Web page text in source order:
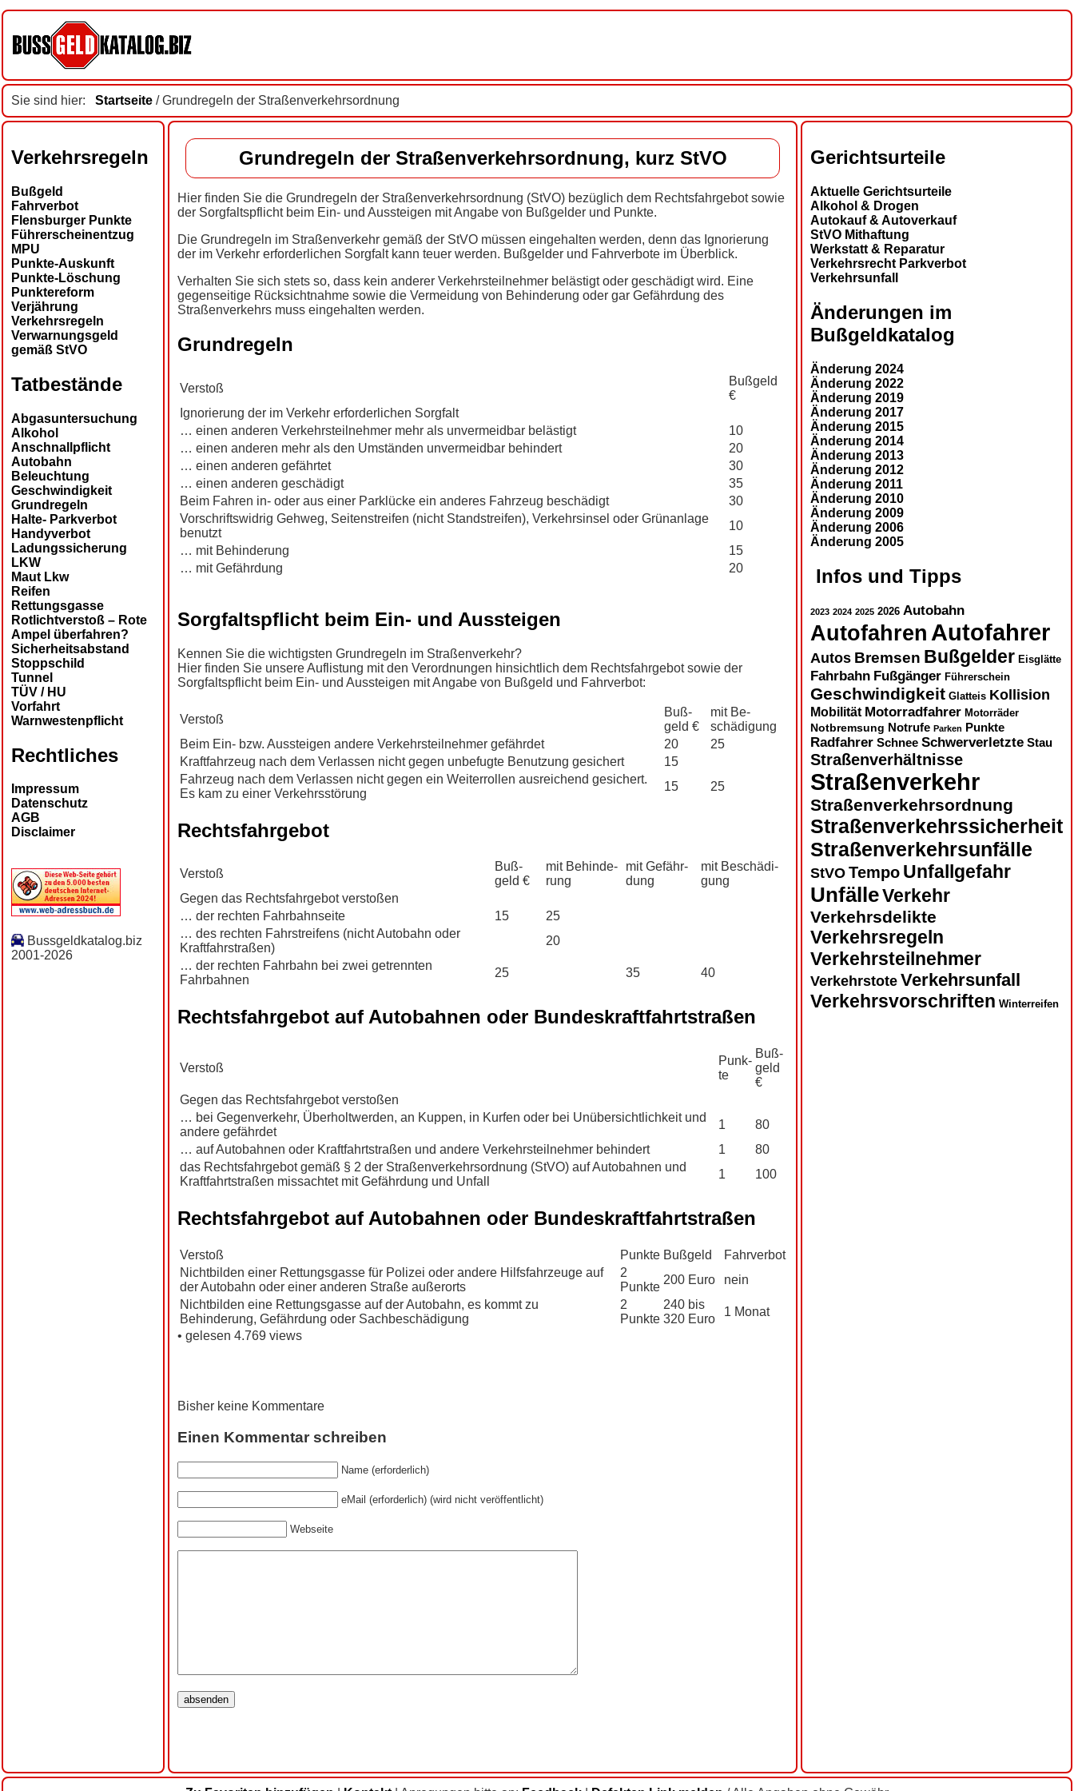
Sie sind hier: Startseite / Grundregeln der Straßenverkehrsordnung
Verkehrsregeln
Bußgeld
Fahrverbot
Flensburger Punkte
Führerscheinentzug
MPU
Punkte-Auskunft
Punkte-Löschung
Punktereform
Verjährung
Verkehrsregeln
Verwarnungsgeld
gemäß StVO
Tatbestände
Abgasuntersuchung
Alkohol
Anschnallpflicht
Autobahn
Beleuchtung
Geschwindigkeit
Grundregeln
Halte- Parkverbot
Handyverbot
Ladungssicherung
LKW
Maut Lkw
Reifen
Rettungsgasse
Rotlichtverstoß – Rote
Ampel überfahren?
Sicherheitsabstand
Stoppschild
Tunnel
TÜV / HU
Vorfahrt
Warnwestenpflicht
Rechtliches
Impressum
Datenschutz
AGB
Disclaimer
Bussgeldkatalog.biz
2001-2026
Grundregeln der Straßenverkehrsordnung, kurz StVO
Hier finden Sie die Grundregeln der Straßenverkehrsordnung (StVO) bezüglich dem Rechtsfahrgebot sowie
der Sorgfaltspflicht beim Ein- und Aussteigen mit Angabe von Bußgelder und Punkte.
Die Grundregeln im Straßenverkehr gemäß der StVO müssen eingehalten werden, denn das Ignorierung
der im Verkehr erforderlichen Sorgfalt kann teuer werden. Bußgelder und Fahrverbote im Überblick.
Verhalten Sie sich stets so, dass kein anderer Verkehrsteilnehmer belästigt oder geschädigt wird. Eine
gegenseitige Rücksichtnahme sowie die Vermeidung von Behinderung oder gar Gefährdung des
Straßenverkehrs muss eingehalten werden.
Grundregeln
Verstoß
Bußgeld
€
Ignorierung der im Verkehr erforderlichen Sorgfalt
… einen anderen Verkehrsteilnehmer mehr als unvermeidbar belästigt
10
… einen anderen mehr als den Umständen unvermeidbar behindert
20
… einen anderen gefährtet
30
… einen anderen geschädigt
35
Beim Fahren in- oder aus einer Parklücke ein anderes Fahrzeug beschädigt
30
Vorschriftswidrig Gehweg, Seitenstreifen (nicht Standstreifen), Verkehrsinsel oder Grünanlage
benutzt
10
… mit Behinderung
15
… mit Gefährdung
20
Sorgfaltspflicht beim Ein- und Aussteigen
Kennen Sie die wichtigsten Grundregeln im Straßenverkehr?
Hier finden Sie unsere Auflistung mit den Verordnungen hinsichtlich dem Rechtsfahrgebot sowie der
Sorgfaltspflicht beim Ein- und Aussteigen mit Angabe von Bußgeld und Fahrverbot:
Verstoß
Buß­
geld €
mit Be­
schädi­gung
Beim Ein- bzw. Aussteigen andere Verkehrsteilnehmer gefährdet
20
25
Kraftfahrzeug nach dem Verlassen nicht gegen unbefugte Benutzung gesichert
15
Fahrzeug nach dem Verlassen nicht gegen ein Weiterrollen ausreichend gesichert.
Es kam zu einer Verkehrsstörung
15 25
Rechtsfahrgebot
Verstoß
Buß­
geld €
mit Be­hinde­
rung
mit Ge­fähr­
dung
mit Be­schädi­
gung
Gegen das Rechtsfahrgebot verstoßen
… der rechten Fahrbahnseite
15
25
… des rechten Fahrstreifens (nicht Autobahn oder
Kraftfahrstraßen)
20
… der rechten Fahrbahn bei zwei getrennten
Fahrbahnen
25 35 40
Rechtsfahrgebot auf Autobahnen oder Bundeskraftfahrtstraßen
Verstoß
Punk­
te
Buß­
geld
€
Gegen das Rechtsfahrgebot verstoßen
… bei Gegenverkehr, Überholtwerden, an Kuppen, in Kurfen oder bei Unübersichtlichkeit und
andere gefährdet
1
80
… auf Autobahnen oder Kraftfahrtstraßen und andere Verkehrsteilnehmer behindert
1
80
das Rechtsfahrgebot gemäß § 2 der Straßenverkehrsordnung (StVO) auf Autobahnen und
Kraftfahrtstraßen missachtet mit Gefährdung und Unfall
1 100
Rechtsfahrgebot auf Autobahnen oder Bundeskraftfahrtstraßen
Verstoß Punkte Bußgeld
Fahrverbot
Nichtbilden einer Rettungsgasse für Polizei oder andere Hilfsfahrzeuge auf
der Autobahn oder einer anderen Straße außerorts
2
Punkte
200 Euro
nein
Nichtbilden eine Rettungsgasse auf der Autobahn, es kommt zu
Behinderung, Gefährdung oder Sachbeschädigung
2
Punkte
240 bis
320 Euro
1 Monat
• gelesen 4.769 views
Bisher keine Kommentare
Einen Kommentar schreiben
Name (erforderlich)
eMail (erforderlich) (wird nicht veröffentlicht)
Webseite
Gerichtsurteile
Aktuelle Gerichtsurteile
Alkohol & Drogen
Autokauf & Autoverkauf
StVO Mithaftung
Werkstatt & Reparatur
Verkehrsrecht Parkverbot
Verkehrsunfall
Änderungen im
Bußgeldkatalog
Änderung 2024
Änderung 2022
Änderung 2019
Änderung 2017
Änderung 2015
Änderung 2014
Änderung 2013
Änderung 2012
Änderung 2011
Änderung 2010
Änderung 2009
Änderung 2006
Änderung 2005
Infos und Tipps
2023 2024 2025 2026 Autobahn
Autofahren Autofahrer
Autos Bremsen Bußgelder Eisglätte
Fahrbahn Fußgänger Führerschein
Geschwindigkeit Glatteis Kollision
Mobilität Motorradfahrer Motorräder
Notbremsung Notrufe Parken Punkte
Radfahrer Schnee Schwerverletzte Stau
Straßenverhältnisse
Straßenverkehr
Straßenverkehrsordnung
Straßenverkehrssicherheit
Straßenverkehrsunfälle
StVOTempo Unfallgefahr
UnfälleVerkehr
Verkehrsdelikte
Verkehrsregeln
Verkehrsteilnehmer
Verkehrstote Verkehrsunfall
Verkehrsvorschriften Winterreifen